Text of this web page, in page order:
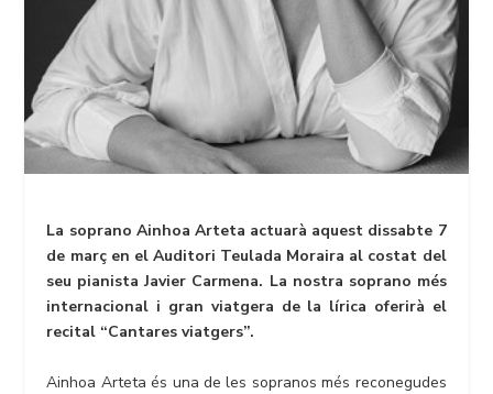
La soprano Ainhoa Arteta actuarà aquest dissabte 7
de març en el Auditori Teulada Moraira al costat del
seu pianista Javier Carmena. La nostra soprano més
internacional i gran viatgera de la lírica oferirà el
recital “Cantares viatgers”.
Ainhoa Arteta és una de les sopranos més reconegudes